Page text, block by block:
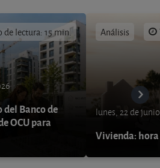
de lectura: 15 min.
Banco de
OCU para
Análisis
lunes, 22 de
Vivienda: hora